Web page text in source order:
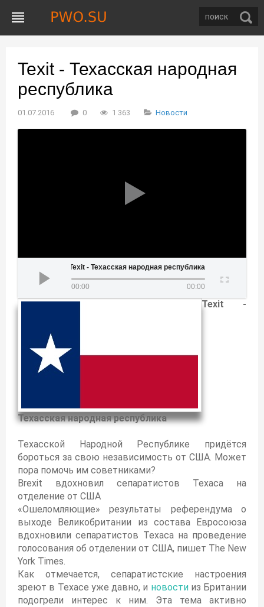
Texit - Техасская народная
республика
01.07.2016 0 1 363 Новости
Texit - Техасская народная республика
00:00 00:00
Texit -
Техасская народная республика
Техасской Народной Республике придётся
бороться за свою независимость от США. Может
пора помочь им советниками?
Brexit вдохновил сепаратистов Техаса на
отделение от США
«Ошеломляющие» результаты референдума о
выходе Великобритании из состава Евросоюза
вдохновили сепаратистов Техаса на проведение
голосования об отделении от США, пишет The New
York Times.
Как отмечается, сепаратистские настроения
зреют в Техасе уже давно, и новостииз Британии
подогрели интерес к ним. Эта тема активно